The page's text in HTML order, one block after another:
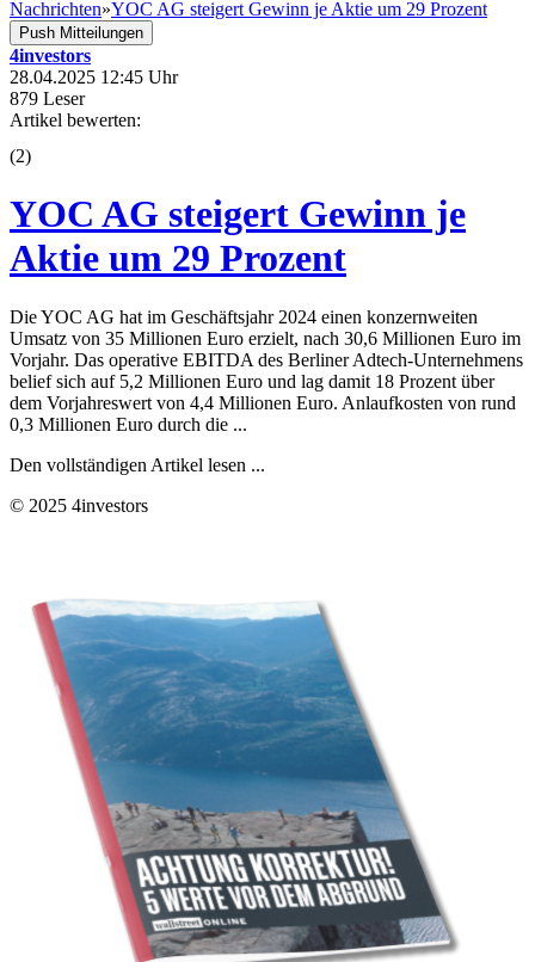
Nachrichten»YOC AG steigert Gewinn je Aktie um 29 Prozent
Push Mitteilungen
4investors
28.04.2025 12:45 Uhr
879 Leser
Artikel bewerten:
(2)
YOC AG steigert Gewinn je
Aktie um 29 Prozent
Die YOC AG hat im Geschäftsjahr 2024 einen konzernweiten
Umsatz von 35 Millionen Euro erzielt, nach 30,6 Millionen Euro im
Vorjahr. Das operative EBITDA des Berliner Adtech-Unternehmens
belief sich auf 5,2 Millionen Euro und lag damit 18 Prozent über
dem Vorjahreswert von 4,4 Millionen Euro. Anlaufkosten von rund
0,3 Millionen Euro durch die ...
Den vollständigen Artikel lesen ...
© 2025 4investors